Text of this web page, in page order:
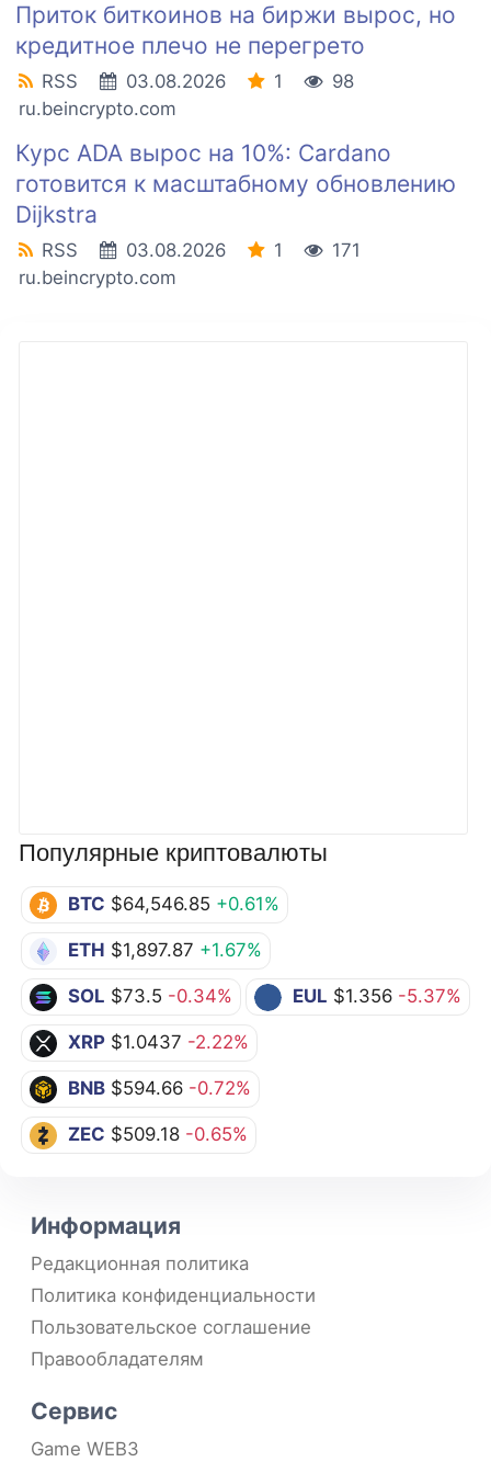
Популярные криптовалюты
BTC $64,546.85 +0.61%
ETH $1,897.87 +1.67%
SOL $73.5 -0.34% EUL $1.356 -5.37%
XRP $1.0437 -2.22%
BNB $594.66 -0.72%
ZEC $509.18 -0.65%
Приток биткоинов на биржи вырос, но
кредитное плечо не перегрето
RSS 03.08.2026 1
98
ru.beincrypto.com
Курс ADA вырос на 10%: Cardano
готовится к масштабному обновлению
Dijkstra
RSS 03.08.2026 1
171
ru.beincrypto.com
Информация
Редакционная политика
Политика конфиденциальности
Пользовательское соглашение
Правообладателям
Сервис
Game WEB3